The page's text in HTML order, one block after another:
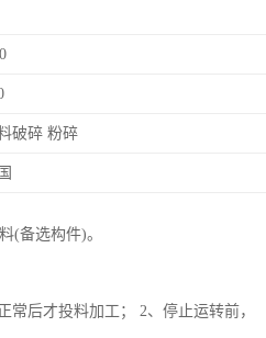
破碎 粉碎
(备选构件)。
后才投料加工； 2、停止运转前，